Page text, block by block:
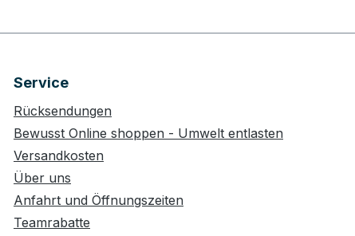
Service
Rücksendungen
Bewusst Online shoppen - Umwelt entlasten
Versandkosten
Über uns
Anfahrt und Öffnungszeiten
Teamrabatte